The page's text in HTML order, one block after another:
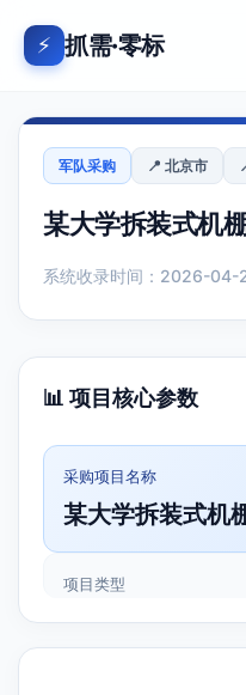
⚡ 抓需·零标
军队采购 📍 北京市
某大学拆装式机
系统收录时间：2026-04-
📊 项目核心参数
采购项目名称
某大学拆装式机
项目类型